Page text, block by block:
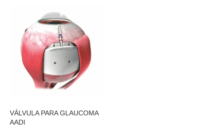
VÁLVULA PARA GLAUCOMA
AADI